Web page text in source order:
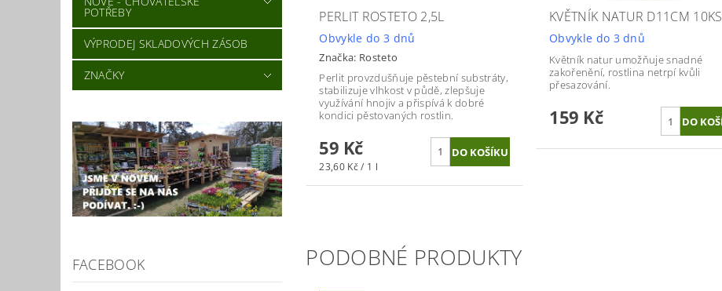
POTŘEBY
VÝPRODEJ SKLADOVÝCH ZÁSOB
ZNAČKY
FACEBOOK
PERLIT ROSTETO 2,5L
Obvykle do 3 dnů
Značka: Rosteto
Perlit provzdušňuje pěstební substráty,
stabilizuje vlhkost v půdě, zlepšuje
využívání hnojiv a přispívá k dobré
kondici pěstovaných rostlin.
59 Kč
23,60 Kč / 1 l
KVĚTNÍK NATUR D11CM 10KS
Obvykle do 3 dnů
Květník natur umožňuje snadné
zakořenění, rostlina netrpí kvůli
přesazování.
159 Kč
PODOBNÉ PRODUKTY